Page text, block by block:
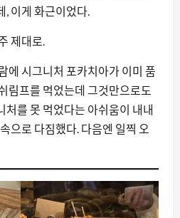
, 이게 화근이었다.
제대로.
에 시그니처 포카치아가 이미 품
림프를 먹었는데 그것만으로도
처를 못 먹었다는 아쉬움이 내내
으로 다짐했다. 다음엔 일찍 오